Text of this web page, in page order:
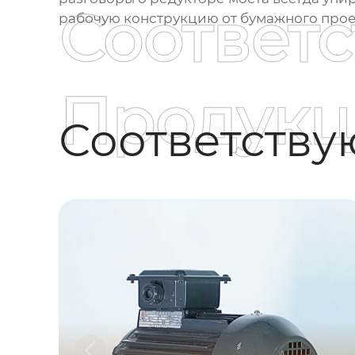
рабочую конструкцию от бумажного